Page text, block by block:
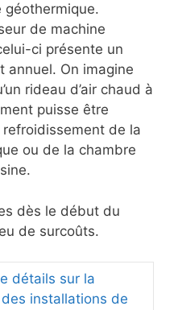
géothermique.
de machine
ci présente un
annuel. On imagine
rideau d’air chaud à
puisse être
de la
ou de la chambre
dès le début du
de surcoûts.
détails sur la
installations de